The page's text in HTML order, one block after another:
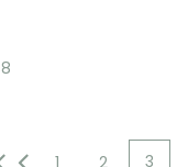
1 2 3